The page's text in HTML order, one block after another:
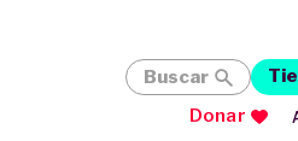
Buscar
Donar